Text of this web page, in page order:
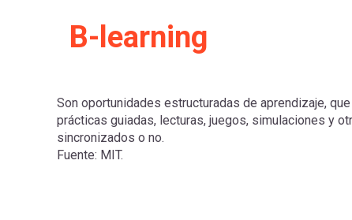
cuenta
de
ayuda
a
B-learning
Son oportunidades estructuradas de aprendizaje,
prácticas guiadas, lecturas, juegos, simulaciones y
sincronizados o no.
Fuente: MIT.